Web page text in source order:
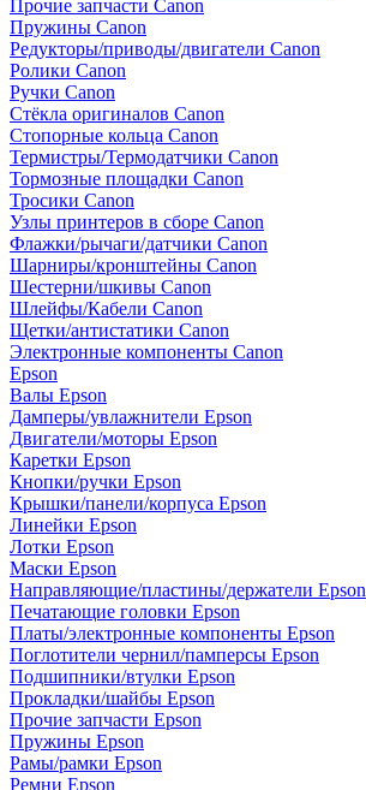
Прочие запчасти Canon
Пружины Canon
Редукторы/приводы/двигатели Canon
Ролики Canon
Ручки Canon
Стёкла оригиналов Canon
Стопорные кольца Canon
Термистры/Термодатчики Canon
Тормозные площадки Canon
Тросики Canon
Узлы принтеров в сборе Canon
Флажки/рычаги/датчики Canon
Шарниры/кронштейны Canon
Шестерни/шкивы Canon
Шлейфы/Кабели Canon
Щетки/антистатики Canon
Электронные компоненты Canon
Epson
Валы Epson
Дамперы/увлажнители Epson
Двигатели/моторы Epson
Каретки Epson
Кнопки/ручки Epson
Крышки/панели/корпуса Epson
Линейки Epson
Лотки Epson
Маски Epson
Направляющие/пластины/держатели Epson
Печатающие головки Epson
Платы/электронные компоненты Epson
Поглотители чернил/памперсы Epson
Подшипники/втулки Epson
Прокладки/шайбы Epson
Прочие запчасти Epson
Пружины Epson
Рамы/рамки Epson
Ремни Epson